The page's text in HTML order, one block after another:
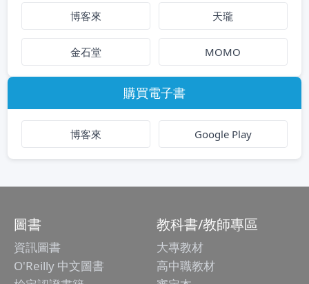
博客來 天瓏
金石堂 MOMO
購買電子書
博客來 Google Play
圖書
資訊圖書
O'Reilly 中文圖書
教科書/教師專區
大專教材
高中職教材